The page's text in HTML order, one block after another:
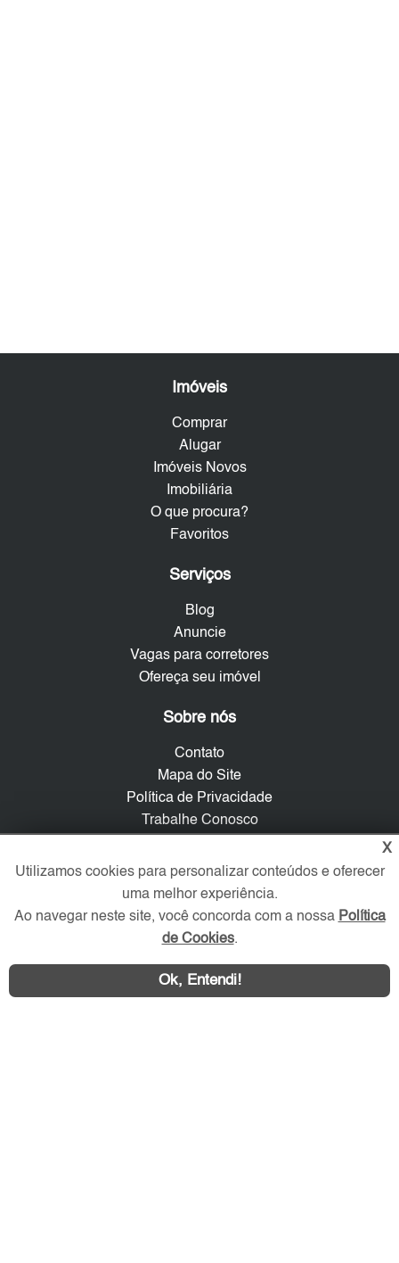
Imóveis
Comprar
Alugar
Imóveis Novos
Imobiliária
O que procura?
Favoritos
Serviços
Blog
Anuncie
Vagas para corretores
Ofereça seu imóvel
Sobre nós
Contato
Mapa do Site
Política de Privacidade
Trabalhe Conosco
Verificada por
Redes Sociais
X
Utilizamos cookies para personalizar conteúdos e oferecer
uma melhor experiência.
Ao navegar neste site, você concorda com a nossa Política
de Cookies.
Ok, Entendi!